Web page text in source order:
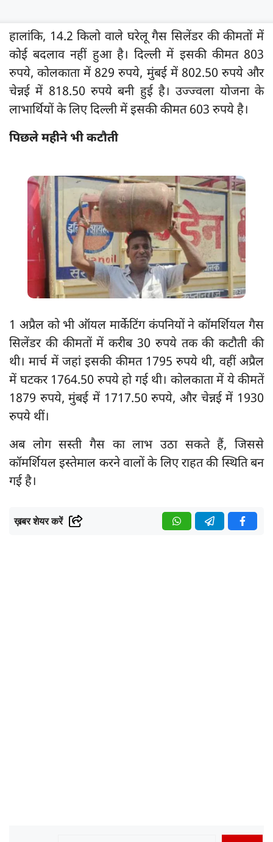
हालांकि, 14.2 किलो वाले घरेलू गैस सिलेंडर की कीमतों में
कोई बदलाव नहीं हुआ है। दिल्ली में इसकी कीमत 803
रुपये, कोलकाता में 829 रुपये, मुंबई में 802.50 रुपये और
चेन्नई में 818.50 रुपये बनी हुई है। उज्ज्वला योजना के
लाभार्थियों के लिए दिल्ली में इसकी कीमत 603 रुपये है।
पिछले महीने भी कटौती
1 अप्रैल को भी ऑयल मार्केटिंग कंपनियों ने कॉमर्शियल गैस
सिलेंडर की कीमतों में करीब 30 रुपये तक की कटौती की
थी। मार्च में जहां इसकी कीमत 1795 रुपये थी, वहीं अप्रैल
में घटकर 1764.50 रुपये हो गई थी। कोलकाता में ये कीमतें
1879 रुपये, मुंबई में 1717.50 रुपये, और चेन्नई में 1930
रुपये थीं।
अब लोग सस्ती गैस का लाभ उठा सकते हैं, जिससे
कॉमर्शियल इस्तेमाल करने वालों के लिए राहत की स्थिति बन
गई है।
ख़बर शेयर करें